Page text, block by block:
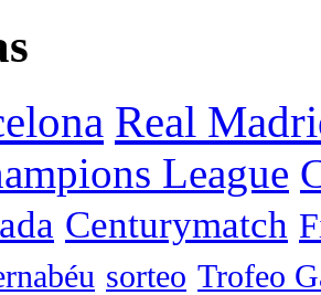
Real
League
Centurymatch
sorteo Trofeo